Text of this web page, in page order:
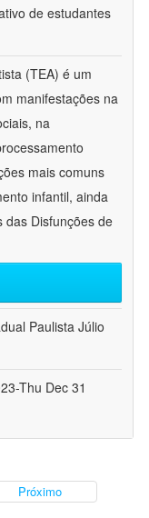
de estudantes
(TEA) é um
manifestações na
na
mais comuns
infantil, ainda
das Disfunções de
Paulista Júlio
Thu Dec 31
Próximo